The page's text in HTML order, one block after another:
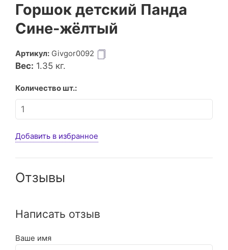
Горшок детский Панда
Сине-жёлтый
Артикул: Givgor0092
Вес: 1.35 кг.
Количество шт.:
Добавить в избранное
Отзывы
Написать отзыв
Ваше имя